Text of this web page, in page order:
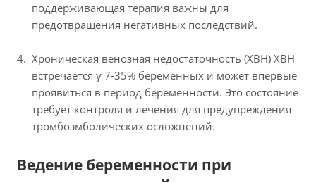
поддерживающая терапия важны для
предотвращения негативных последствий.
Хроническая венозная недостаточность (ХВН) ХВН
встречается у 7-35% беременных и может впервые
проявиться в период беременности. Это состояние
требует контроля и лечения для предупреждения
тромбоэмболических осложнений.
Ведение беременности при